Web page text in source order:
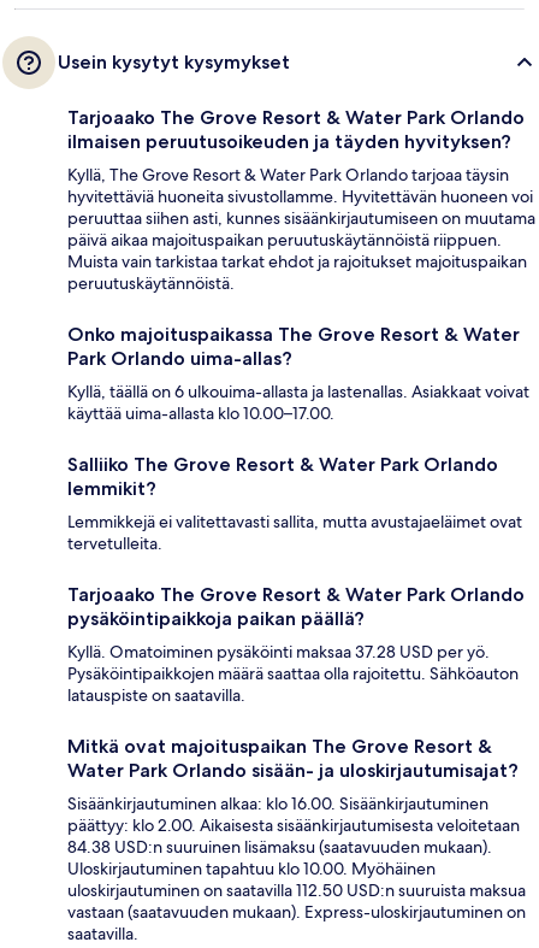
Usein kysytyt kysymykset
Tarjoaako The Grove Resort & Water Park Orlando
ilmaisen peruutusoikeuden ja täyden hyvityksen?
Kyllä, The Grove Resort & Water Park Orlando tarjoaa täysin
hyvitettäviä huoneita sivustollamme. Hyvitettävän huoneen voi
peruuttaa siihen asti, kunnes sisäänkirjautumiseen on muutama
päivä aikaa majoituspaikan peruutuskäytännöistä riippuen.
Muista vain tarkistaa tarkat ehdot ja rajoitukset majoituspaikan
peruutuskäytännöistä.
Onko majoituspaikassa The Grove Resort & Water
Park Orlando uima-allas?
Kyllä, täällä on 6 ulkouima-allasta ja lastenallas. Asiakkaat voivat
käyttää uima-allasta klo 10.00–17.00.
Salliiko The Grove Resort & Water Park Orlando
lemmikit?
Lemmikkejä ei valitettavasti sallita, mutta avustajaeläimet ovat
tervetulleita.
Tarjoaako The Grove Resort & Water Park Orlando
pysäköintipaikkoja paikan päällä?
Kyllä. Omatoiminen pysäköinti maksaa 37.28 USD per yö.
Pysäköintipaikkojen määrä saattaa olla rajoitettu. Sähköauton
latauspiste on saatavilla.
Mitkä ovat majoituspaikan The Grove Resort &
Water Park Orlando sisään- ja uloskirjautumisajat?
Sisäänkirjautuminen alkaa: klo 16.00. Sisäänkirjautuminen
päättyy: klo 2.00. Aikaisesta sisäänkirjautumisesta veloitetaan
84.38 USD:n suuruinen lisämaksu (saatavuuden mukaan).
Uloskirjautuminen tapahtuu klo 10.00. Myöhäinen
uloskirjautuminen on saatavilla 112.50 USD:n suuruista maksua
vastaan (saatavuuden mukaan). Express-uloskirjautuminen on
saatavilla.